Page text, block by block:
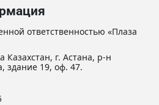
ответственностью «Плаза
Казахстан, г. Астана, р-н
здание 19, оф. 47.